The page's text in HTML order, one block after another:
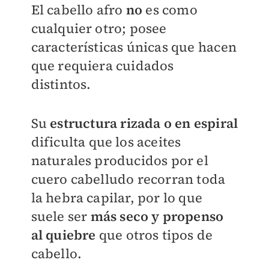
El cabello afro no es como
cualquier otro; posee
características únicas que hacen
que requiera cuidados
distintos.
Su estructurarizada o en espiral
dificulta que los aceites
naturales producidos por el
cuero cabelludo recorran toda
la hebra capilar, por lo que
suele ser más seco y propenso
al quiebre que otros tipos de
cabello.